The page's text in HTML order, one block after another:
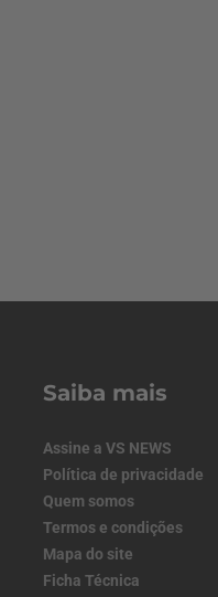
Saiba mais
Assine a VS NEWS
Política de privacidade
Quem somos
Termos e condições
Mapa do site
Ficha Técnica